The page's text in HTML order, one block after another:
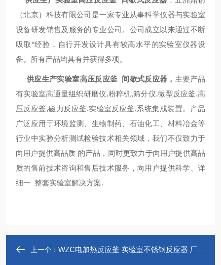
（北京）科技有限公司是一家专业从事科学仪器与实验室
设备研发销售及服务的专业公司。公司成立以来通过不断
吸取*经验，自行开发设计具有较高水平的实验室仪器设
备。所有产品均具有并获得多项。
供应生产实验室高压反应釜 间歇式反应器， 主要产品
有实验室高通量组织研磨仪,粉粹机,筛分仪,微型反应釜,高
压反应釜,磁力反应釜,实验室反应釜,系统集成装置。产品
广泛应用于环境监测、生物制药、石油化工、材料冶金等
行业中实验分析测试检验技术相关领域，我们不仅致力于
向用户提供高品质 的产品，同时更致力于向用户提供高品
质的售前技术咨询和售后技术服务，向用户提供科学、详
细一 整套实验室解决方案.
上一个： WZC电加热反应釜 实验室不锈钢反应器 厂家直供